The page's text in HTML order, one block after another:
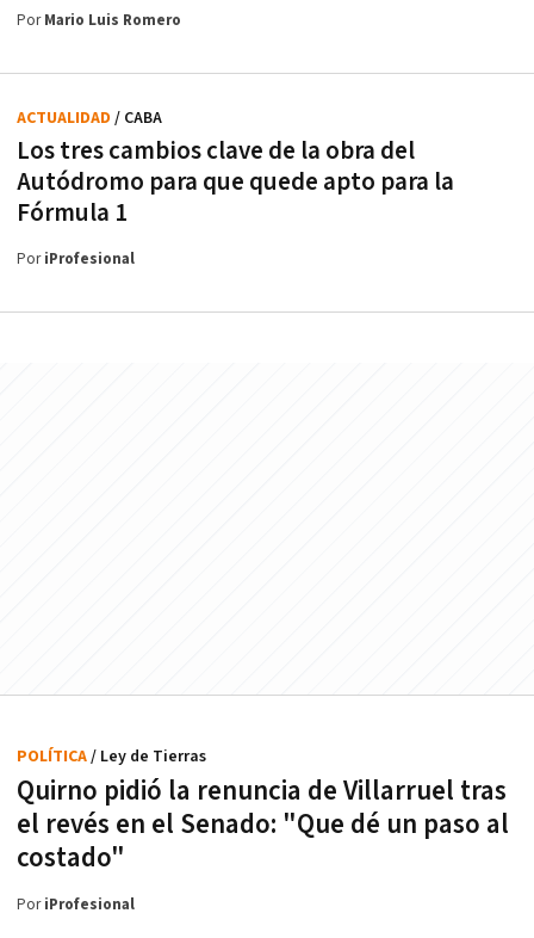
PorMario Luis Romero
Los tres cambios clave de la obra del
Autódromo para que quede apto para la
Fórmula 1
ACTUALIDAD / CABA
PoriProfesional
Quirno pidió la renuncia de Villarruel tras
el revés en el Senado: "Que dé un paso al
costado"
POLÍTICA/ Ley de Tierras
PoriProfesional